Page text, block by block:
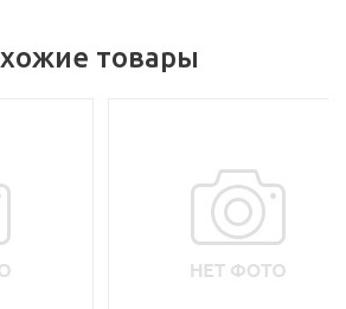
товары